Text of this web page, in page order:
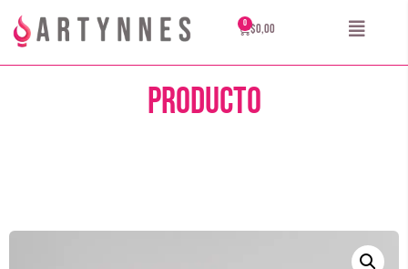
$0,00
Producto